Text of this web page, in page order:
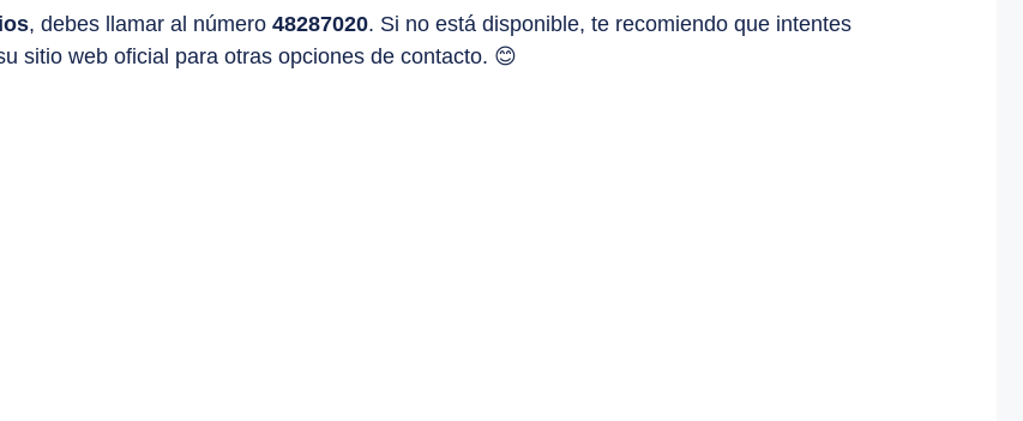
, debes llamar al número 48287020. Si no está disponible, te recomiendo que intentes
sitio web oficial para otras opciones de contacto. 😊